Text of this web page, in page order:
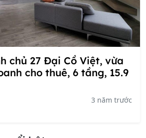
chủ 27 Đại Cồ Việt, vừa
cho thuê, 6 tầng, 15.9
3 năm trước